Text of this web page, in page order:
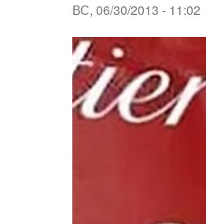
ВС, 06/30/2013 - 11:02